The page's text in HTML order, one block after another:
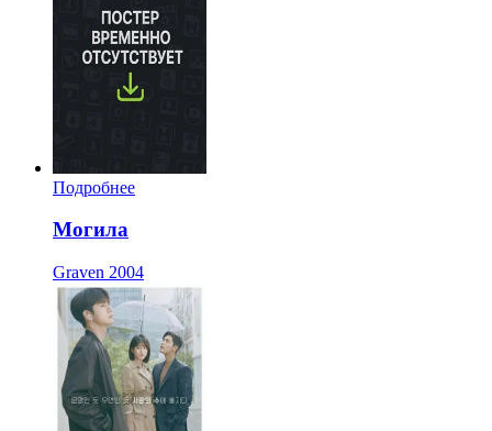
Подробнее
Могила
Graven 2004